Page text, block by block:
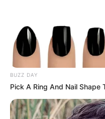
BUZZ DAY
Pick A Ring And Nail Shape